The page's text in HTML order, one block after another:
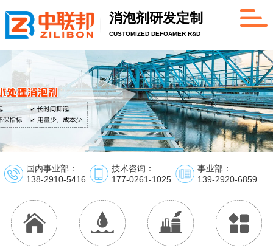
消泡剂研发定制
CUSTOMIZED DEFOAMER R&D
国内事业部：
138-2910-5416
技术咨询：
177-0261-1025
事业部：
139-2920-6859